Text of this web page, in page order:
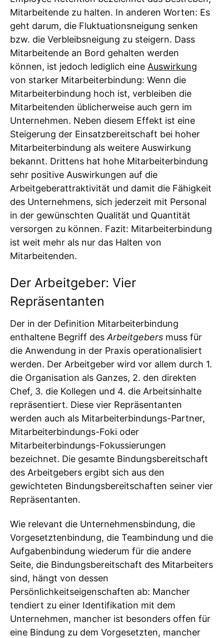
Mitarbeitende zu halten. In anderen Worten: Es
geht darum, die Fluktuationsneigung senken
bzw. die Verbleibsneigung zu steigern. Dass
Mitarbeitende an Bord gehalten werden
können, ist jedoch lediglich eine Auswirkung
von starker Mitarbeiterbindung: Wenn die
Mitarbeiterbindung hoch ist, verbleiben die
Mitarbeitenden üblicherweise auch gern im
Unternehmen. Neben diesem Effekt ist eine
Steigerung der Einsatzbereitschaft bei hoher
Mitarbeiterbindung als weitere Auswirkung
bekannt. Drittens hat hohe Mitarbeiterbindung
sehr positive Auswirkungen auf die
Arbeitgeberattraktivität und damit die Fähigkeit
des Unternehmens, sich jederzeit mit Personal
in der gewünschten Qualität und Quantität
versorgen zu können. Fazit: Mitarbeiterbindung
ist weit mehr als nur das Halten von
Mitarbeitenden.
Der Arbeitgeber: Vier
Repräsentanten
Der in der Definition Mitarbeiterbindung
enthaltene Begriff des Arbeitgebers muss für
die Anwendung in der Praxis operationalisiert
werden. Der Arbeitgeber wird vor allem durch 1.
die Organisation als Ganzes, 2. den direkten
Chef, 3. die Kollegen und 4. die Arbeitsinhalte
repräsentiert. Diese vier Repräsentanten
werden auch als Mitarbeiterbindungs-Partner,
Mitarbeiterbindungs-Foki oder
Mitarbeiterbindungs-Fokussierungen
bezeichnet. Die gesamte Bindungsbereitschaft
des Arbeitgebers ergibt sich aus den
gewichteten Bindungsbereitschaften seiner vier
Repräsentanten.
Wie relevant die Unternehmensbindung, die
Vorgesetztenbindung, die Teambindung und die
Aufgabenbindung wiederum für die andere
Seite, die Bindungsbereitschaft des Mitarbeiters
sind, hängt von dessen
Persönlichkeitseigenschaften ab: Mancher
tendiert zu einer Identifikation mit dem
Unternehmen, mancher ist besonders offen für
eine Bindung zu dem Vorgesetzten, mancher